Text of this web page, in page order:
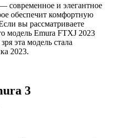
современное и элегантное
обеспечит комфортную
вы рассматриваете
модель Emura FTXJ 2023
эта модель стала
2023.
3